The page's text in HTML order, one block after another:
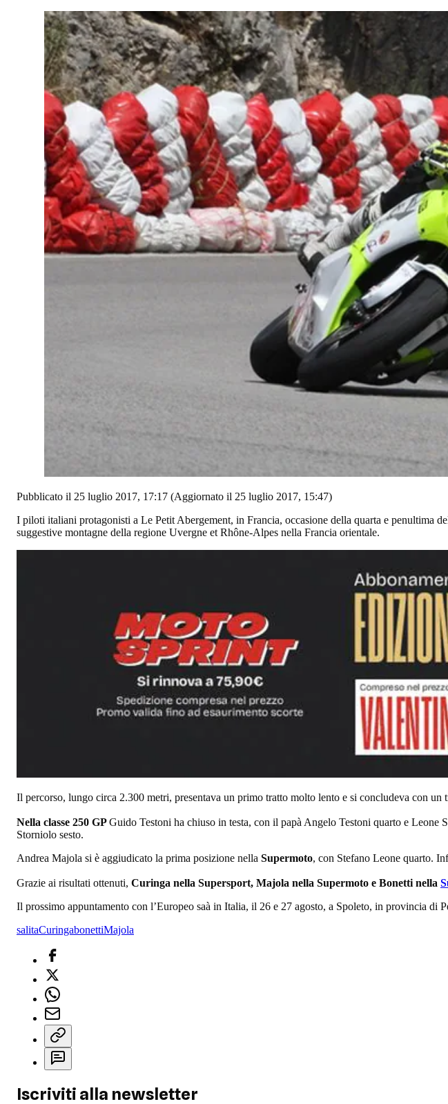
Pubblicato il 25 luglio 2017, 17:17 (Aggiornato il 25 luglio 2017, 15:47)
I piloti italiani protagonisti a Le Petit Abergement, in Francia, occasione della quarta e penultima
suggestive montagne della regione Uvergne et Rhône-Alpes nella Francia orientale.
Il percorso, lungo circa 2.300 metri, presentava un primo tratto molto lento e si concludeva con
Nella classe 250 GPGuido Testoni ha chiuso in testa, con il papà Angelo Testoni quarto e Leone
Storniolo sesto.
Andrea Majola si è aggiudicato la prima posizione nella Supermoto, con Stefano Leone quarto.
Grazie ai risultati ottenuti, Curinga nella Supersport, Majola nella Supermoto e Bonetti nella
Il prossimo appuntamento con l’Europeo saà in Italia, il 26 e 27 agosto, a Spoleto, in provincia di
salitaCuringabonettiMajola
Iscriviti alla newsletter